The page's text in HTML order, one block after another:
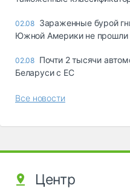
02.08 Зараженные бурой
Южной Америки не прошли
02.08 Почти 2 тысячи
Беларуси с ЕС
Все новости
Центр